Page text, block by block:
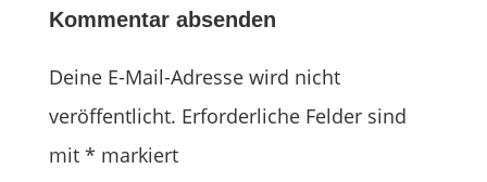
Kommentar absenden
Deine E-Mail-Adresse wird nicht
veröffentlicht. Erforderliche Felder sind
mit * markiert